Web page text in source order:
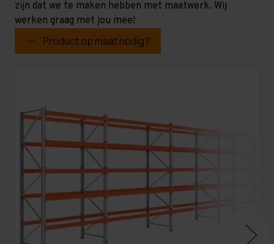
zijn dat we te maken hebben met maatwerk. Wij
werken graag met jou mee!
Product op maat nodig?